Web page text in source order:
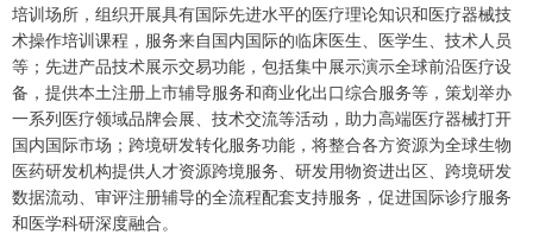
培训场所，组织开展具有国际先进水平的医疗理论知识和医疗器械技
术操作培训课程，服务来自国内国际的临床医生、医学生、技术人员
等；先进产品技术展示交易功能，包括集中展示演示全球前沿医疗设
备，提供本土注册上市辅导服务和商业化出口综合服务等，策划举办
一系列医疗领域品牌会展、技术交流等活动，助力高端医疗器械打开
国内国际市场；跨境研发转化服务功能，将整合各方资源为全球生物
医药研发机构提供人才资源跨境服务、研发用物资进出区、跨境研发
数据流动、审评注册辅导的全流程配套支持服务，促进国际诊疗服务
和医学科研深度融合。